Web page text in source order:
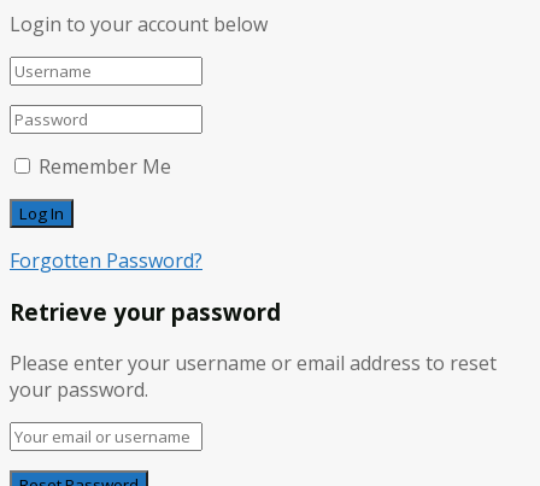
Login to your account below
Remember Me
Forgotten Password?
Retrieve your password
Please enter your username or email address to reset
your password.